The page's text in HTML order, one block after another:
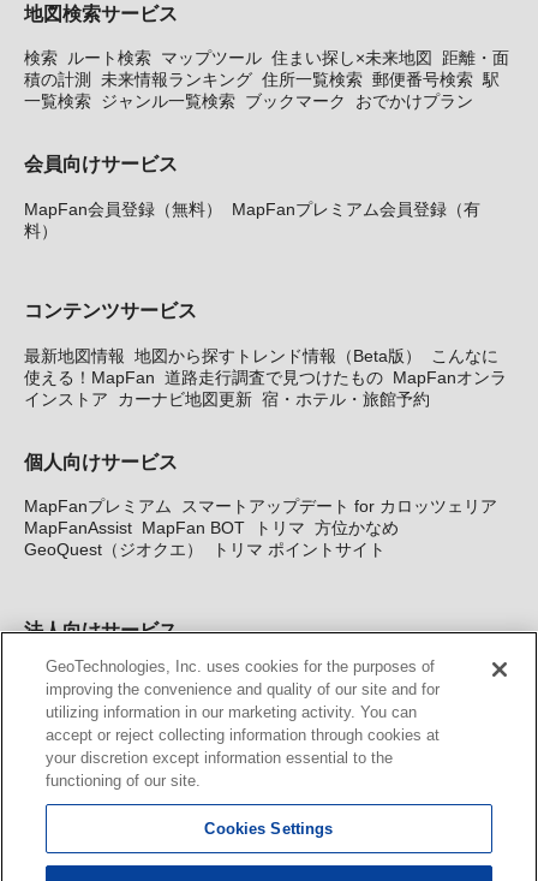
地図検索サービス
検索 ルート検索 マップツール 住まい探し×未来地図
距離・面
積の計測
未来情報ランキング 住所一覧検索 郵便番号検索 駅
一覧検索 ジャンル一覧検索 ブックマーク おでかけプラン
会員向けサービス
MapFan会員登録（無料）
MapFanプレミアム会員登録（有
料）
コンテンツサービス
最新地図情報 地図から探すトレンド情報（Beta版）
こんなに
使える！MapFan 道路走行調査で見つけたもの MapFanオンラ
インストア
カーナビ地図更新 宿・ホテル・旅館予約
個人向けサービス
MapFanプレミアム
スマートアップデート for カロッツェリア
MapFanAssist MapFan BOT トリマ 方位かなめ
GeoQuest（ジオクエ）
トリマ ポイントサイト
法人向けサービス
法人向け地図・位置情報サービス WEBサイト・システム向け地
図API Windows PC向け地図開発キット MapFan DB 住所確認
サービス
MAP WORLD+ トリマ広告 Geo-Research
カーナビ地図更新サービス
MapFan スマートメンバーズ
KENWOOD MapFan Club
GeoTechnologies, Inc. uses cookies for the purposes of
improving the convenience and quality of our site and for
utilizing information in our marketing activity. You can
accept or reject collecting information through cookies at
your discretion except information essential to the
functioning of our site.
Cookies Settings